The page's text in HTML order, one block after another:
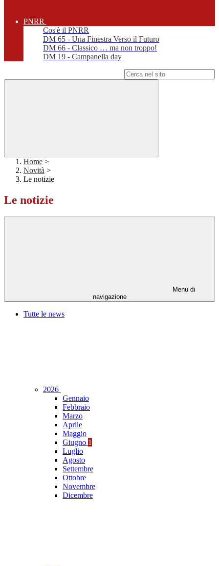
PNRR
Cos'è il PNRR
DM 65 - Una Finestra Verso il Futuro
DM 66 - Classico … ma non troppo!
DM 19 - Campanella day
Home >
Novità >
Le notizie
Le notizie
Menu di
navigazione
Tutte le news
2026
Gennaio
Febbraio
Marzo
Aprile
Maggio
Giugno 1
Luglio
Agosto
Settembre
Ottobre
Novembre
Dicembre